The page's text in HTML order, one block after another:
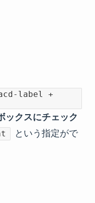
label +
ックスにチェック
という指定がで